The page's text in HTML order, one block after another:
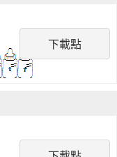
下載點